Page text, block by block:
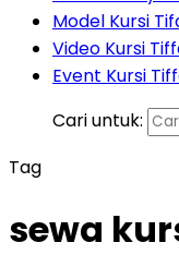
Model Kursi
Video Kursi
Event Kursi
Cari untuk:
Tag
sewa